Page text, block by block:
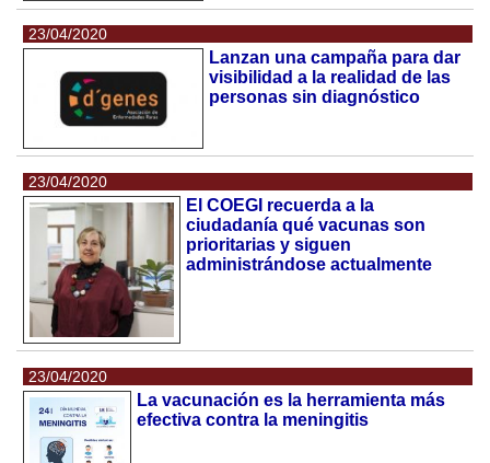
23/04/2020
Lanzan una campaña para dar
visibilidad a la realidad de las
personas sin diagnóstico
23/04/2020
El COEGI recuerda a la
ciudadanía qué vacunas son
prioritarias y siguen
administrándose actualmente
23/04/2020
La vacunación es la herramienta más
efectiva contra la meningitis